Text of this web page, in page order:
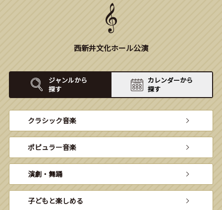
西新井文化ホール公演
ジャンルから
探す
カレンダーから
探す
クラシック音楽
ポピュラー音楽
演劇・舞踊
子どもと楽しめる